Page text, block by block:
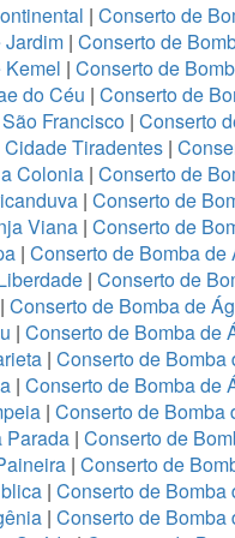
| Conserto de
Jardim | Conserto de
| Conserto de
do Céu | Conserto de
Francisco | Conserto
Tiradentes |
Colonia| Conserto de
| Conserto de
Viana| Conserto de
| Conserto de Bomba
| Conserto de
Conserto de Bomba de
| Conserto de Bomba de
| Conserto de
| Conserto de Bomba de
| Conserto de Bomba
Parada| Conserto de
| Conserto de
| Conserto de
| Conserto de Bomba